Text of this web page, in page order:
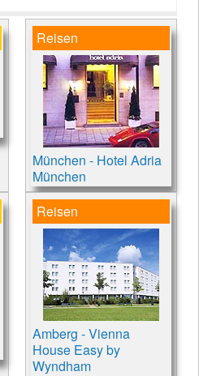
Reisen
München - Hotel Adria
München
Reisen
Amberg - Vienna
House Easy by
Wyndham